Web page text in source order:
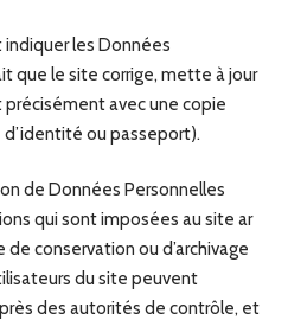
indiquer les Données
que le site corrige, mette à jour
avec une copie
d’identité ou passeport).
de Données Personnelles
qui sont imposées au site ar
conservation ou d’archivage
du site peuvent
des autorités de contrôle, et